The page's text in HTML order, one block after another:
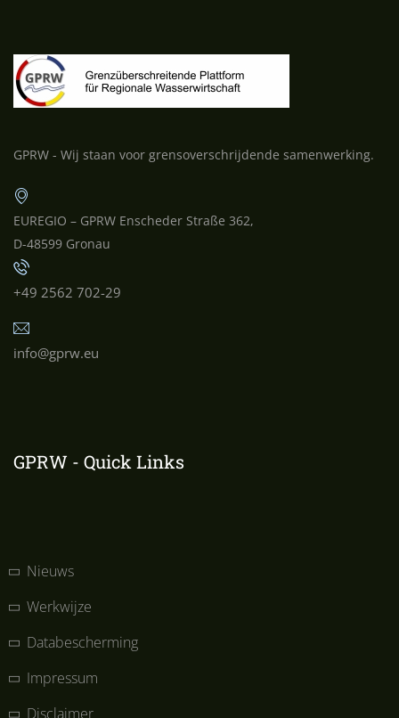
GPRW - Wij staan voor grensoverschrijdende samenwerking.
EUREGIO – GPRW Enscheder Straße 362,
D-48599 Gronau
+49 2562 702-29
info@gprw.eu
GPRW - Quick Links
Nieuws
Werkwijze
Databescherming
Impressum
Disclaimer